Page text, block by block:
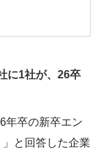
に1社が、26卒
年卒の新卒エン
と回答した企業